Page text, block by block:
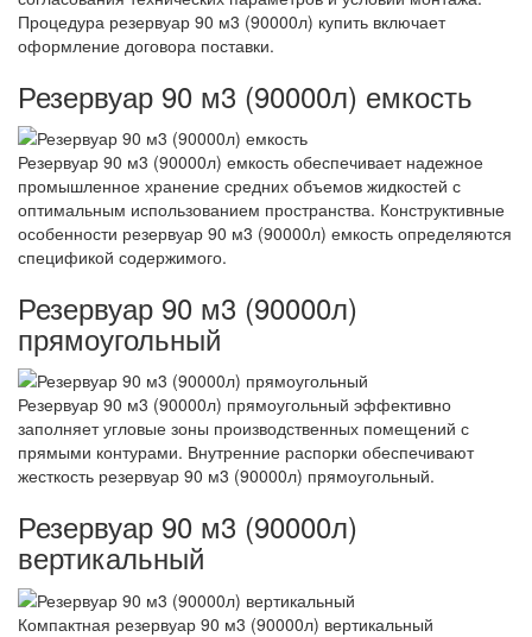
Процедура резервуар 90 м3 (90000л) купить включает
оформление договора поставки.
Резервуар 90 м3 (90000л) емкость
Резервуар 90 м3 (90000л) емкость обеспечивает надежное
промышленное хранение средних объемов жидкостей с
оптимальным использованием пространства. Конструктивные
особенности резервуар 90 м3 (90000л) емкость определяются
спецификой содержимого.
Резервуар 90 м3 (90000л)
прямоугольный
Резервуар 90 м3 (90000л) прямоугольный эффективно
заполняет угловые зоны производственных помещений с
прямыми контурами. Внутренние распорки обеспечивают
жесткость резервуар 90 м3 (90000л) прямоугольный.
Резервуар 90 м3 (90000л)
вертикальный
Компактная резервуар 90 м3 (90000л) вертикальный